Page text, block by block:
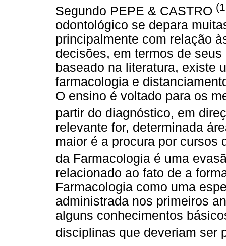
Segundo PEPE & CASTRO
odontológico se depara
principalmente com relação
decisões, em termos de
baseado na literatura, existe
farmacologia e
O ensino é voltado para os
partir do diagnóstico, em
relevante for, determinada
maior é a procura por cursos
da Farmacologia é uma
relacionado ao fato de a
Farmacologia como uma
administrada nos primeiros
alguns conhecimentos
disciplinas que deveriam ser